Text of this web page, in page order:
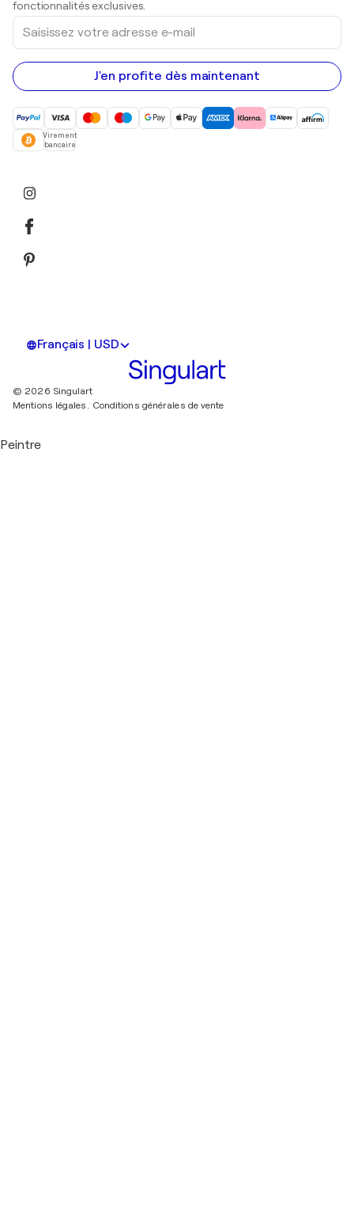
fonctionnalités exclusives.
Saisissez
votre
adresse
e-
mail
J'en profite dès maintenant
Virement
bancaire
Français | USD
© 2026 Singulart
Mentions légales. Conditions générales de vente
Peintre